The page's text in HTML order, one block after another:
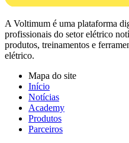
A Voltimum é uma plataforma
profissionais do setor elétrico
produtos, treinamentos e
elétrico.
Mapa do site
Início
Notícias
Academy
Produtos
Parceiros